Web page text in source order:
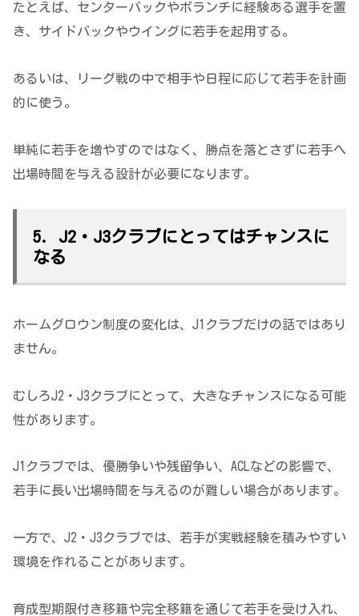
たとえば、センターバックやボランチに経験ある選手を置
き、サイドバックやウイングに若手を起用する。
あるいは、リーグ戦の中で相手や日程に応じて若手を計画
的に使う。
単純に若手を増やすのではなく、勝点を落とさずに若手へ
出場時間を与える設計が必要になります。
5. J2・J3クラブにとってはチャンスに
なる
ホームグロウン制度の変化は、J1クラブだけの話ではあり
ません。
むしろJ2・J3クラブにとって、大きなチャンスになる可能
性があります。
J1クラブでは、優勝争いや残留争い、ACLなどの影響で、
若手に長い出場時間を与えるのが難しい場合があります。
一方で、J2・J3クラブでは、若手が実戦経験を積みやすい
環境を作れることがあります。
育成型期限付き移籍や完全移籍を通じて若手を受け入れ、